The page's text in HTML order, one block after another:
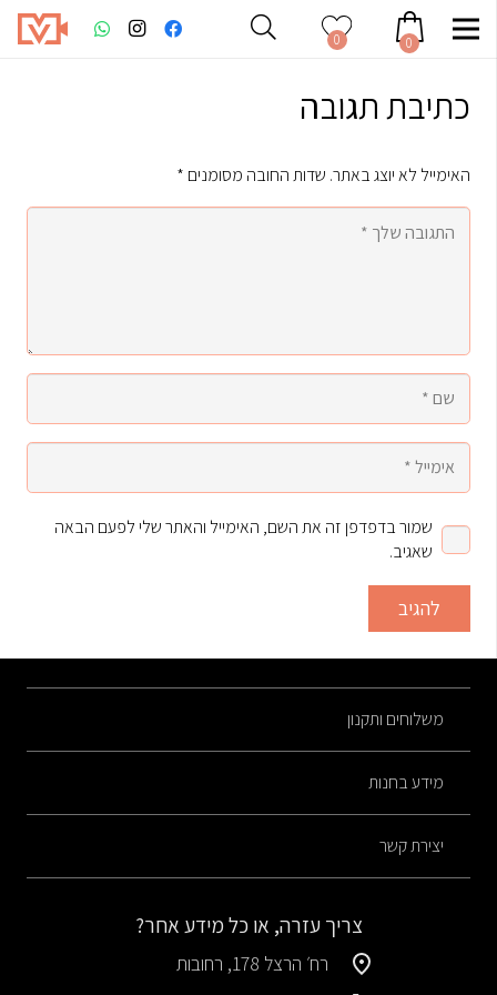
0
0
כתיבת תגובה
האימייל לא יוצג באתר. שדות החובה מסומנים *
שמור בדפדפן זה את השם, האימייל והאתר שלי לפעם הבאה
שאגיב.
להגיב
משלוחים ותקנון
מידע בחנות
יצירת קשר
צריך עזרה, או כל מידע אחר?
רח׳ הרצל 178, רחובות